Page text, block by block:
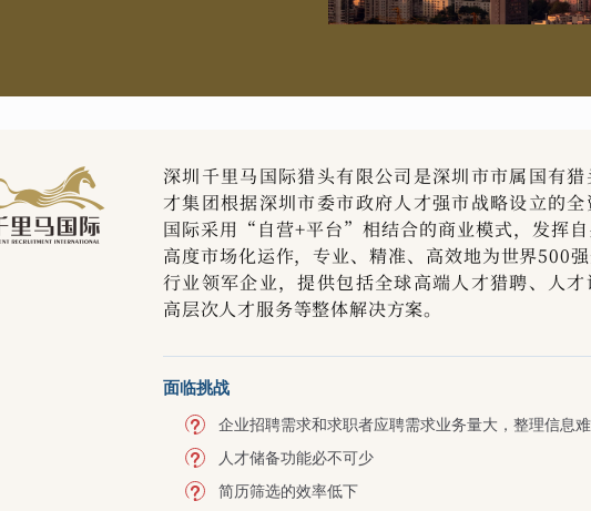
深圳千里马国际猎头有限公司是深圳市市属国有
才集团根据深圳市委市政府人才强市战略设立的
国际采用“自营+平台”相结合的商业模式，发挥
高度市场化运作，专业、精准、高效地为世界500强
行业领军企业，提供包括全球高端人才猎聘、人才
高层次人才服务等整体解决方案。
面临挑战
企业招聘需求和求职者应聘需求业务量大，整理信息
人才储备功能必不可少
简历筛选的效率低下